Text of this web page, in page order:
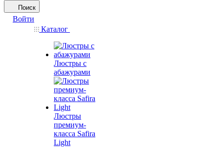
Поиск
Войти
Каталог
Люстры с
абажурами
Люстры
премиум-
класса Safira
Light